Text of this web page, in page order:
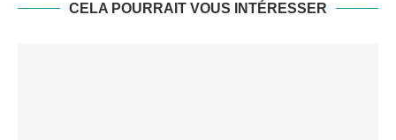
CELA POURRAIT VOUS INTÉRESSER